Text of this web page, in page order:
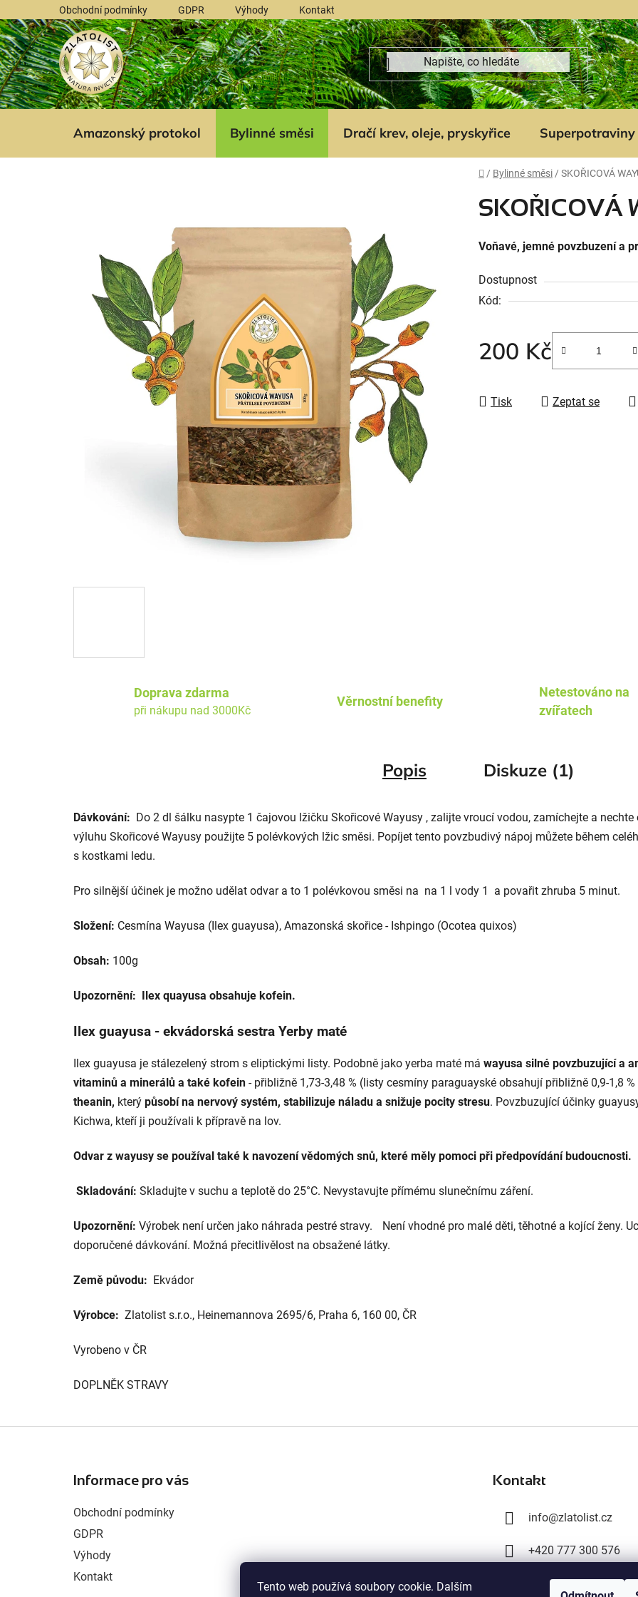
Tento web používá soubory cookie. Dalším
na
obsah
Obchodní podmínky GDPR Výhody Kontakt
Amazonský protokol Bylinné směsi Dračí krev, oleje, pryskyřice Superpotraviny
Domů
/ Bylinné směsi / SKOŘICOVÁ
SKOŘICOVÁ
Voňavé, jemné povzbuzení a
Dostupnost
Kód:
200 Kč
Tisk Zeptat se
Doprava zdarma
při nákupu nad 3000Kč
Věrnostní benefity
Netestováno na
zvířatech
Popis Diskuze (1)
Dávkování: Do 2 dl šálku nasypte 1 čajovou lžičku Skořicové Wayusy , zalijte vroucí vodou, zamíchejte a
výluhu Skořicové Wayusy použijte 5 polévkových lžic směsi. Popíjet tento povzbudivý nápoj můžete během
s kostkami ledu.
Pro silnější účinek je možno udělat odvar a to 1 polévkovou směsi na na 1 l vody 1 a povařit zhruba 5 minut.
Složení: Cesmína Wayusa (Ilex guayusa), Amazonská skořice - Ishpingo (Ocotea quixos)
Obsah: 100g
Upozornění: Ilex quayusa obsahuje kofein.
Ilex guayusa - ekvádorská sestra Yerby maté
Ilex guayusa je stálezelený strom s eliptickými listy. Podobně jako yerba maté má wayusa silné povzbuzující a
vitaminů a minerálů a také kofein - přibližně 1,73-3,48 % (listy cesmíny paraguayské obsahují přibližně 0,9-1,8
theanin, který působí na nervový systém, stabilizuje náladu a snižuje pocity stresu. Povzbuzující účinky
Kichwa, kteří ji používali k přípravě na lov.
Odvar z wayusy se používal také k navození vědomých snů, které měly pomoci při předpovídání budoucnosti.
Skladování: Skladujte v suchu a teplotě do 25°C. Nevystavujte přímému slunečnímu záření.
Upozornění: Výrobek není určen jako náhrada pestré stravy. Není vhodné pro malé děti, těhotné a kojící ženy.
doporučené dávkování. Možná přecitlivělost na obsažené látky.
Země původu: Ekvádor
Výrobce: Zlatolist s.r.o., Heinemannova 2695/6, Praha 6, 160 00, ČR
Vyrobeno v ČR
DOPLNĚK STRAVY
Informace pro vás
Obchodní podmínky
GDPR
Výhody
Kontakt
Kontakt
info@zlatolist.cz
+420 777 300 576
+420 603 358 028